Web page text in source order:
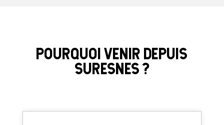
POURQUOI VENIR DEPUIS
SURESNES ?